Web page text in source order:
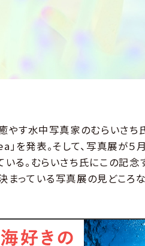
癒やす水中写真家のむらいさ
を発表。そして、写真展が５
る。むらいさち氏にこの記念
っている写真展の見どころ